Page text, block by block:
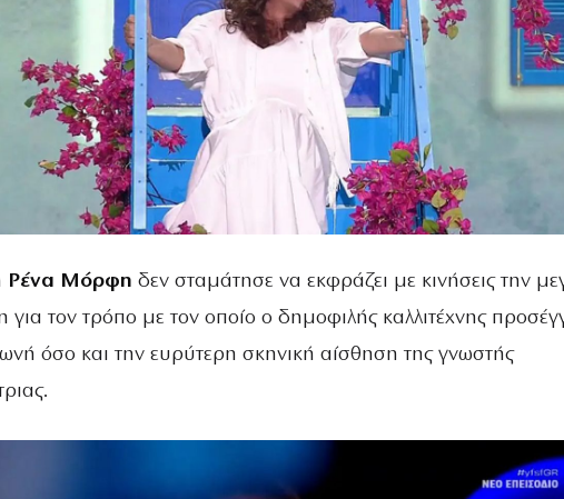
Ρένα Μόρφη δεν σταμάτησε να εκφράζει με κινήσεις την
για τον τρόπο με τον οποίο ο δημοφιλής καλλιτέχνης
όσο και την ευρύτερη σκηνική αίσθηση της γνωστής